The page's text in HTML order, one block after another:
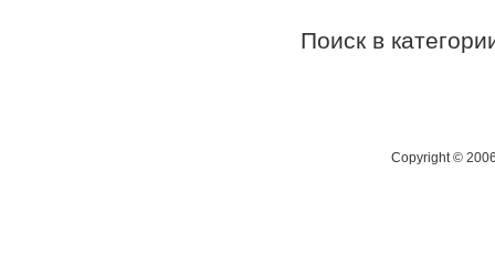
Поиск в
Copyright ©